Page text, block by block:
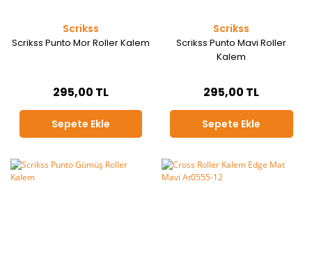
Scrikss
Scrikss Punto Mor Roller Kalem
295,00 TL
Sepete Ekle
Scrikss
Scrikss Punto Mavi Roller
Kalem
295,00 TL
Sepete Ekle